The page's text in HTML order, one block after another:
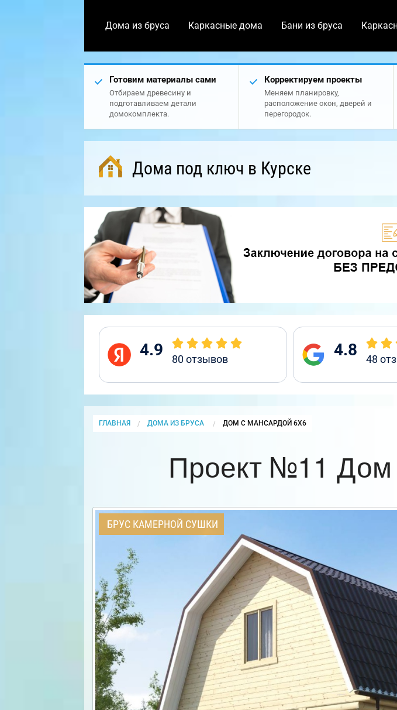
Дома из бруса Каркасные дома Бани из бруса
Готовим материалы сами
Отбираем древесину и
подготавливаем детали
домокомплекта.
Корректируем проекты
Меняем планировку,
расположение окон, дверей и
перегородок.
Дома под ключ в Курске
4.9 80отзывов 4.8 48
ГЛАВНАЯ ДОМА ИЗ БРУСА CURRENT:
ДОМ С МАНСАРДОЙ 6Х6
Проект №11 Дом
БРУС КАМЕРНОЙ СУШКИ